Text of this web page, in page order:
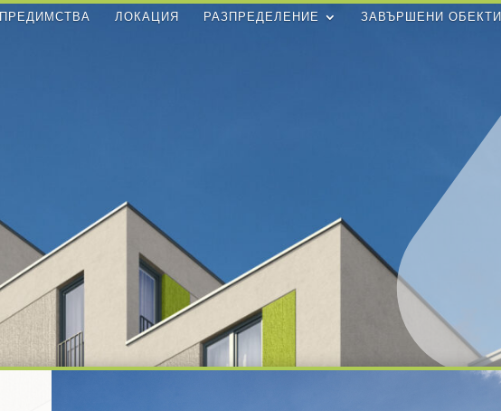
ПРЕДИМСТВА ЛОКАЦИЯ РАЗПРЕДЕЛЕНИЕ ЗАВЪРШЕНИ ОБЕКТИ